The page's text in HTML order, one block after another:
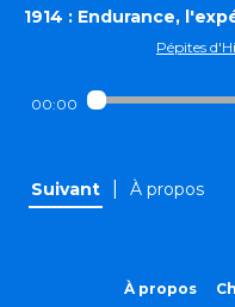
1914 : Endurance,
Pépites
00:00
Suivant À propos
À propos